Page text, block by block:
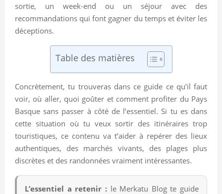
sortie, un week-end ou un séjour avec des
recommandations qui font gagner du temps et éviter les
déceptions.
Table des matières
Concrètement, tu trouveras dans ce guide ce qu’il faut
voir, où aller, quoi goûter et comment profiter du Pays
Basque sans passer à côté de l’essentiel. Si tu es dans
cette situation où tu veux sortir des itinéraires trop
touristiques, ce contenu va t’aider à repérer des lieux
authentiques, des marchés vivants, des plages plus
discrètes et des randonnées vraiment intéressantes.
L’essentiel a retenir :le Merkatu Blog te guide